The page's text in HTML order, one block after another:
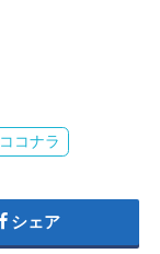
ココナラ
シェア